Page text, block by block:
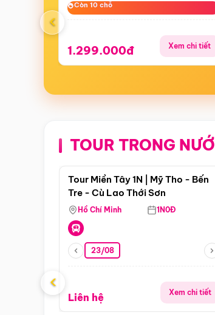
Còn 10 chỗ
Còn 10 chỗ
1.299.000đ Xem chi tiết
‹
TOUR TRONGĐiểm nổi bật
Tour Miền Tây 1N | Mỹ Tho - Bến
Tre - Cù Lao Thới Sơn
Hồ Chí Minh 1N0Đ
23/08
Liên hệ Xem chi tiết
‹